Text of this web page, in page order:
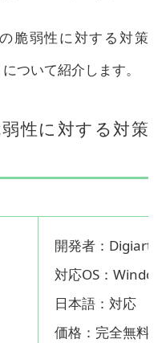
脆弱性に対する対策
ついて紹介します。
性に対する対策
開発者：Digiarty
対応OS：
日本語：対応
価格：完全無料